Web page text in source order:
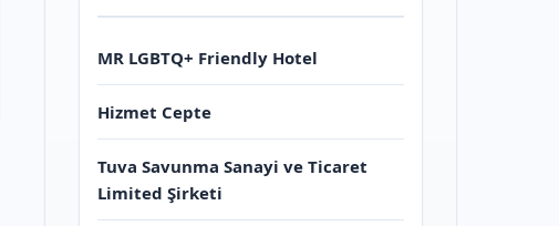
MR LGBTQ+ Friendly Hotel
Hizmet Cepte
Tuva Savunma Sanayi ve Ticaret
Limited Şirketi